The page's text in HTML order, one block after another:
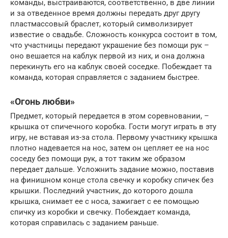
команды, выстраиваются, соответственно, в две линии
и за отведенное время должны передать друг другу
пластмассовый браслет, который символизирует
известие о свадьбе. Сложность конкурса состоит в том,
что участницы передают украшение без помощи рук –
оно вешается на каблук первой из них, и она должна
перекинуть его на каблук своей соседке. Побеждает та
команда, которая справляется с заданием быстрее.
«Огонь любви»
Предмет, который передается в этом соревновании, –
крышка от спичечного коробка. Гости могут играть в эту
игру, не вставая из-за стола. Первому участнику крышка
плотно надевается на нос, затем он цепляет ее на нос
соседу без помощи рук, а тот таким же образом
передает дальше. Усложнить задание можно, поставив
на финишном конце стола свечку и коробку спичек без
крышки. Последний участник, до которого дошла
крышка, снимает ее с носа, зажигает с ее помощью
спичку из коробки и свечку. Побеждает команда,
которая справилась с заданием раньше.